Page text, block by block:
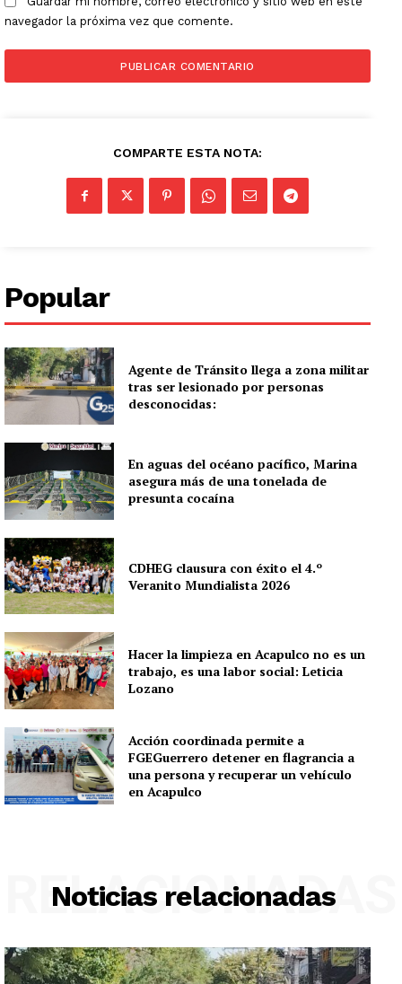
navegador la próxima vez que comente.
COMPARTE ESTA NOTA:
Popular
Agente de Tránsito llega a zona militar
tras ser lesionado por personas
desconocidas:
En aguas del océano pacífico, Marina
asegura más de una tonelada de
presunta cocaína
CDHEG clausura con éxito el 4.º
Veranito Mundialista 2026
Hacer la limpieza en Acapulco no es un
trabajo, es una labor social: Leticia
Lozano
Acción coordinada permite a
FGEGuerrero detener en flagrancia a
una persona y recuperar un vehículo
en Acapulco
Noticias relacionadas
RELACIONADAS